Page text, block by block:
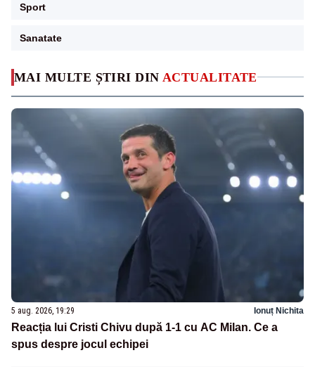
MAI MULTE ȘTIRI DIN ACTUALITATE
5 aug. 2026, 19:29 Ionuț Nichita
Reacția lui Cristi Chivu după 1-1 cu AC Milan. Ce a
spus despre jocul echipei
Sport
Sanatate